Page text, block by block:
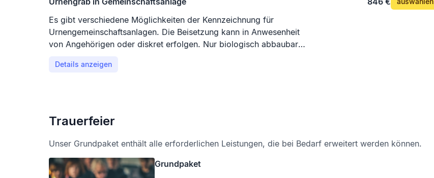
Es gibt verschiedene Möglichkeiten der Kennzeichnung für
Urnengemeinschaftsanlagen. Die Beisetzung kann in Anwesenheit
von Angehörigen oder diskret erfolgen. Nur biologisch abbaubare
gepflegt.
Details anzeigen
Trauerfeier
Unser Grundpaket enthält alle erforderlichen Leistungen, die bei Bedarf erweitert werden können.
Grundpaket